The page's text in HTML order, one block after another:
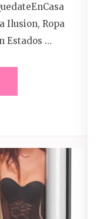
Ilusion, Ropa
Estados …